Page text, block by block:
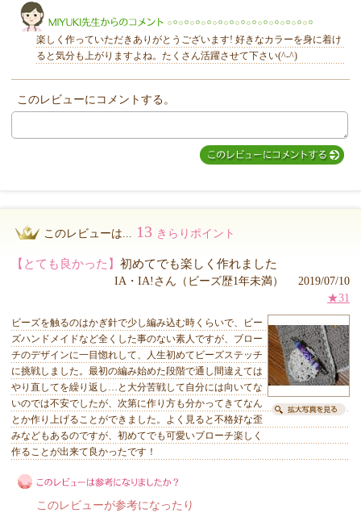
楽しく作っていただきありがとうございます! 好きなカラーを身に着け
ると気分も上がりますよね。たくさん活躍させて下さい(^-^)
このレビューにコメントする。
このレビューは... 13 きらりポイント
【とても良かった】 初めてでも楽しく作れました
IA・IA!さん（ビーズ歴1年未満） 2019/07/10
★31
ビーズを触るのはかぎ針で少し編み込む時くらいで、ビー
ズハンドメイドなど全くした事のない素人ですが、ブロー
チのデザインに一目惚れして、人生初めてビーズステッチ
に挑戦しました。最初の編み始めた段階で通し間違えては
やり直してを繰り返し…と大分苦戦して自分には向いてな
いのでは不安でしたが、次第に作り方も分かってきてなん
とか作り上げることができました。よく見ると不格好な歪
みなどもあるのですが、初めてでも可愛いブローチ楽しく
作ることが出来て良かったです！
このレビューが参考になったり